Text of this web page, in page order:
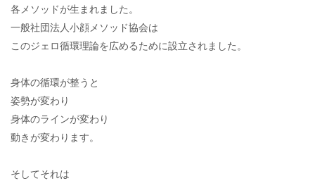
各メソッドが生まれました。
一般社団法人小顔メソッド協会は
このジェロ循環理論を広めるために設立されました。
身体の循環が整うと
姿勢が変わり
身体のラインが変わり
動きが変わります。
そしてそれは